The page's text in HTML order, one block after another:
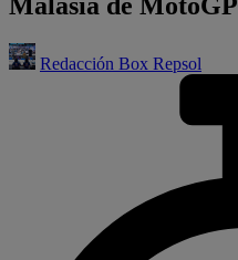
Redacción Box Repsol